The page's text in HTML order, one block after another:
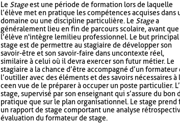
Le Stageest une période de formation lors de laquelle
l’élève met en pratique les compétences acquises dans
domaine ou une discipline particulière. Le Stagea
généralement lieu en fin de parcours scolaire, avant que
l’élève n'intègre le milieu professionnel. Le but principal
stage est de permettre au stagiaire de développer son
savoir-être et son savoir-faire dans un contexte réel,
similaire à celui où il devra exercer son futur métier. Le
stagiaire a la chance d’être accompagné d’un
l’outiller avec des éléments et des savoirs nécessaires
ce en vue de le préparer à occuper un poste particulier.
stage, supervisé par son enseignant qui s’assure du
pratique que sur le plan organisationnel. Le stage
un rapport de stage comportant une analyse
évaluation du formateur de stage.